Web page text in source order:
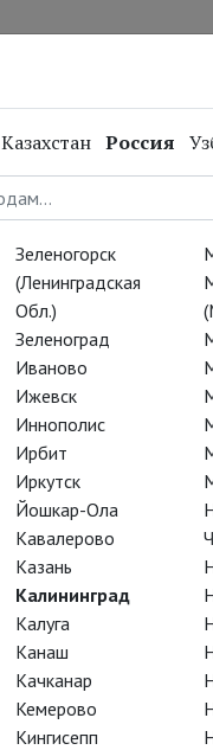
Родился в г.
Шелемов). В
руководством
в США и Японии.
В 2007-08 гг.
педагогов
Таиланд,
Казахстан Россия
Зеленогорск
(Ленинградская
Обл.)
Зеленоград
Иваново
Ижевск
Иннополис
Ирбит
Иркутск
Йошкар-Ола
Кавалерово
Казань
Калининград
Калуга
Канаш
Качканар
Кемерово
Кингисепп